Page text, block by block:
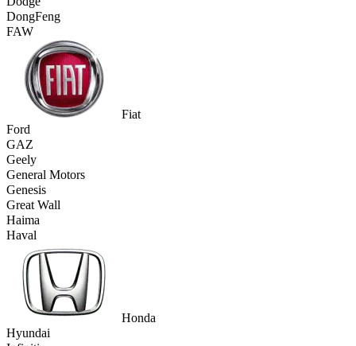
DongFeng
FAW
Fiat
Ford
GAZ
Geely
General Motors
Genesis
Great Wall
Haima
Haval
Honda
Hyundai